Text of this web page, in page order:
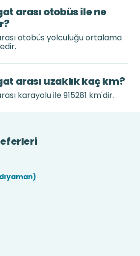
arası otobüs ile ne
otobüs yolculuğu ortalama
arası uzaklık kaç km?
karayolu ile 915281 km'dir.